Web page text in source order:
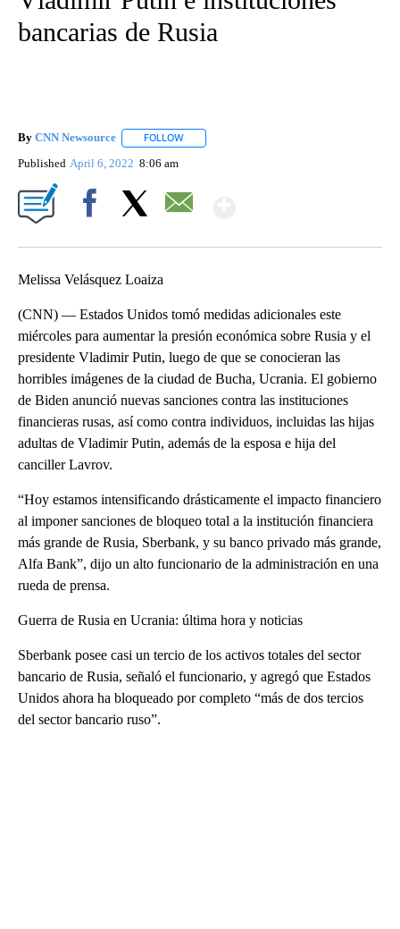
bancarias de Rusia
By CNN Newsource FOLLOW
Published April 6, 2022 8:06 am
Melissa Velásquez Loaiza
(CNN) — Estados Unidos tomó medidas adicionales este
miércoles para aumentar la presión económica sobre Rusia y el
presidente Vladimir Putin, luego de que se conocieran las
horribles imágenes de la ciudad de Bucha, Ucrania. El gobierno
de Biden anunció nuevas sanciones contra las instituciones
financieras rusas, así como contra individuos, incluidas las hijas
adultas de Vladimir Putin, además de la esposa e hija del
canciller Lavrov.
“Hoy estamos intensificando drásticamente el impacto financiero
al imponer sanciones de bloqueo total a la institución financiera
más grande de Rusia, Sberbank, y su banco privado más grande,
Alfa Bank”, dijo un alto funcionario de la administración en una
rueda de prensa.
Guerra de Rusia en Ucrania: última hora y noticias
Sberbank posee casi un tercio de los activos totales del sector
bancario de Rusia, señaló el funcionario, y agregó que Estados
Unidos ahora ha bloqueado por completo “más de dos tercios
del sector bancario ruso”.